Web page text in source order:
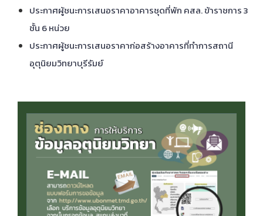
ประกาศผู้ชนะการเสนอราคาอาคารชุดที่พัก คสล. ข้าราชการ 3
ชั้น 6 หน่วย
ประกาศผู้ชนะการเสนอราคาก่อสร้างอาคารที่ทำการสถานี
อุตุนิยมวิทยาบุรีรัมย์